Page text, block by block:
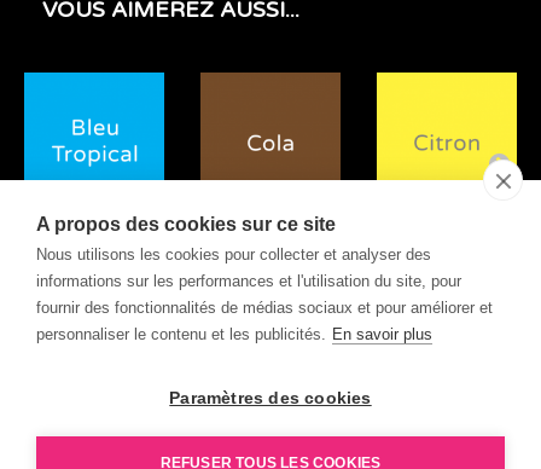
VOUS AIMEREZ AUSSI...
Granité Bleu
Tropical 2L
Granité Cola 2L Granité Citron 2L
A propos des cookies sur ce site
Nous utilisons les cookies pour collecter et analyser des
informations sur les performances et l'utilisation du site, pour
fournir des fonctionnalités de médias sociaux et pour améliorer et
personnaliser le contenu et les publicités. En savoir plus
Paramètres des cookies
REFUSER TOUS LES COOKIES